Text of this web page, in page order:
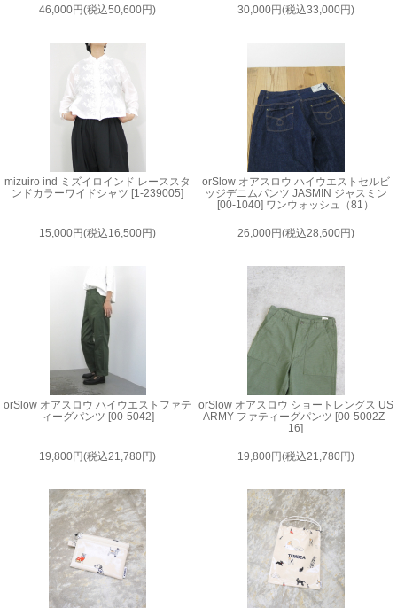
46,000円(税込50,600円) 30,000円(税込33,000円)
mizuiro ind ミズイロインド レーススタ
ンドカラーワイドシャツ [1-239005]
15,000円(税込16,500円)
orSlow オアスロウ ハイウエストセルビ
ッジデニムパンツ JASMIN ジャスミン
[00-1040] ワンウォッシュ（81）
26,000円(税込28,600円)
orSlow オアスロウ ハイウエストファテ
ィーグパンツ [00-5042]
19,800円(税込21,780円)
orSlow オアスロウ ショートレングス US
ARMY ファティーグパンツ [00-5002Z-
16]
19,800円(税込21,780円)